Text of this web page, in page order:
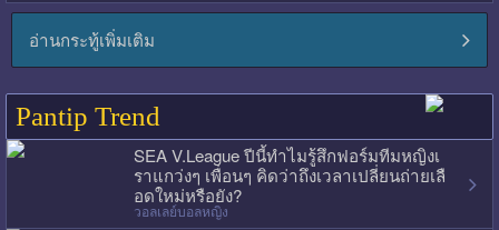
อ่านกระทู้เพิ่มเติม
Pantip Trend
SEA V.League ปีนี้ทำไมรู้สึกฟอร์มทีมหญิงเ
ราแกว่งๆ เพื่อนๆ คิดว่าถึงเวลาเปลี่ยนถ่ายเลื
อดใหม่หรือยัง?
วอลเลย์บอลหญิง